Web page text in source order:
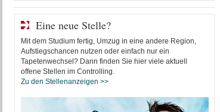
Eine neue Stelle?
Mit dem Studium fertig, Umzug in eine andere Region,
Aufstiegschancen nutzen oder einfach nur ein
Tapetenwechsel? Dann finden Sie hier viele aktuell
offene Stellen im Controlling.
Zu den Stellenanzeigen >>